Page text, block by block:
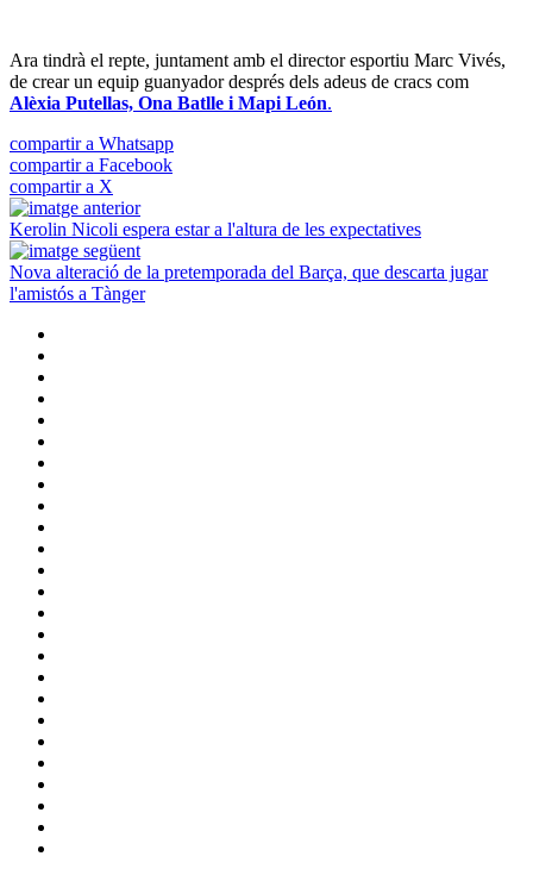
Ara tindrà el repte, juntament amb el director esportiu Marc Vivés,
de crear un equip guanyador després dels adeus de cracs com
Alèxia Putellas, Ona Batlle i Mapi León.
compartir a Whatsapp
compartir a Facebook
compartir a X
Kerolin Nicoli espera estar a l'altura de les expectatives
Nova alteració de la pretemporada del Barça, que descarta jugar
l'amistós a Tànger